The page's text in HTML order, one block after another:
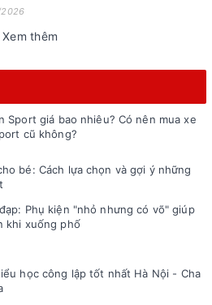
Xem thêm
Sport giá bao nhiêu? Có nên mua xe
cũ không?
bé: Cách lựa chọn và gợi ý những
Phụ kiện "nhỏ nhưng có võ" giúp
khi xuống phố
học công lập tốt nhất Hà Nội - Cha